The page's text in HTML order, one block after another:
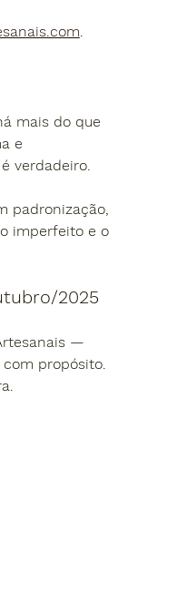
.
mais do que
e
verdadeiro.
imperfeito e o
2025
—
com propósito.